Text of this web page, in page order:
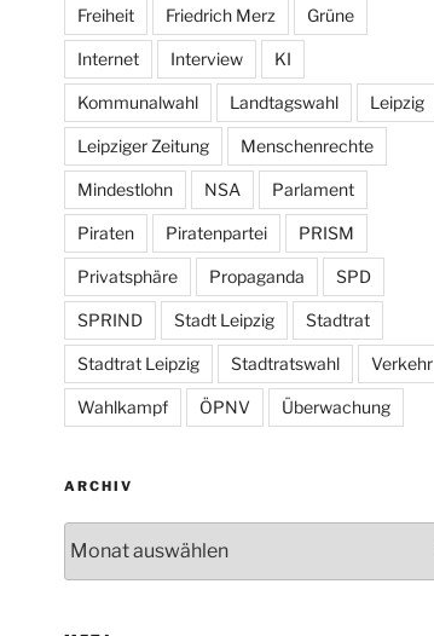
Freiheit Friedrich Merz Grüne
Internet Interview KI
Kommunalwahl Landtagswahl Leipzig
Leipziger Zeitung Menschenrechte
Mindestlohn NSA Parlament
Piraten Piratenpartei PRISM
Privatsphäre Propaganda SPD
SPRIND Stadt Leipzig Stadtrat
Stadtrat Leipzig Stadtratswahl Verkehr
Wahlkampf ÖPNV Überwachung
ARCHIV